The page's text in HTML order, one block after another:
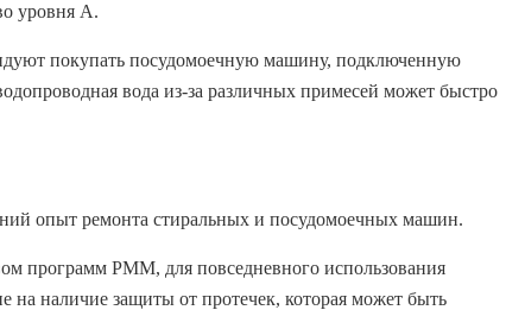
уровня A.
покупать посудомоечную машину, подключенную
вода из-за различных примесей может быстро
опыт ремонта стиральных и посудомоечных машин.
программ PMM, для повседневного использования
наличие защиты от протечек, которая может быть